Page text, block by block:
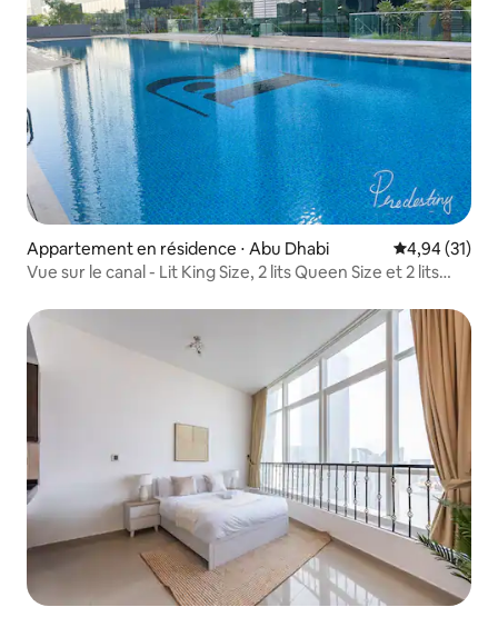
Appartement en résidence ⋅ Abu Dhabi Évaluation
4,94 (31)
Vue sur le canal - Lit King Size, 2 lits Queen Size et 2 lits